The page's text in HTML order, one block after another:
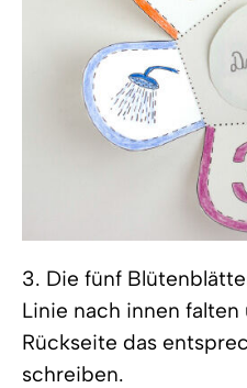
3. Die fünf
Linie nach innen
Rückseite das
schreiben.